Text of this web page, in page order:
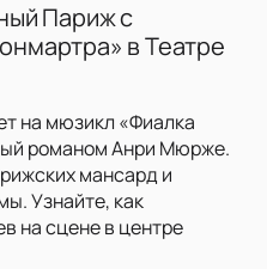
Париж с
в Театре
на мюзикл «Фиалка
романом Анри Мюрже.
мансард и
Узнайте, как
на сцене в центре